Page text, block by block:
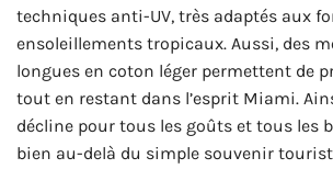
techniques anti-UV, très adaptés aux
ensoleillements tropicaux. Aussi, des
longues en coton léger permettent de
tout en restant dans l’esprit Miami.
décline pour tous les goûts et tous les
bien au-delà du simple souvenir